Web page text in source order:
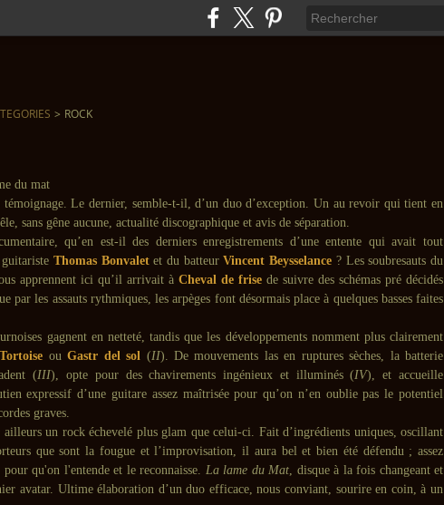
> ROCK
Le dernier, semble-t-il, d’un duo d’exception. Un au revoir qui tient en
sans gêne aucune, actualité discographique et avis de séparation.
qu’en est-il des derniers enregistrements d’une entente qui avait tout
Thomas Bonvaletet du batteurVincent Beysselance ? Les soubresauts du
apprennent ici qu’il arrivait à Cheval de frise de suivre des schémas pré décidés
par les assauts rythmiques, les arpèges font désormais place à quelques basses faites
gagnent en netteté, tandis que les développements nomment plus clairement
Tortoise ouGastr del sol (II). De mouvements las en ruptures sèches, la batterie
(III), opte pour des chavirements ingénieux et illuminés (IV), et accueille
expressif d’une guitare assez maîtrisée pour qu’on n’en oublie pas le potentiel
graves.
un rock échevelé plus glam que celui-ci. Fait d’ingrédients uniques, oscillant
que sont la fougue et l’improvisation, il aura bel et bien été défendu ; assez
qu'on l'entende et le reconnaisse. La lame du Mat, disque à la fois changeant et
avatar. Ultime élaboration d’un duo efficace, nous conviant, sourire en coin, à un